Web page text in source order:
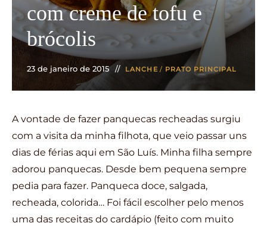
com creme de tofu e
brócolis
23 de janeiro de 2015 LANCHE / PRATO PRINCIPAL
A vontade de fazer panquecas recheadas surgiu
com a visita da minha filhota, que veio passar uns
dias de férias aqui em São Luís. Minha filha sempre
adorou panquecas. Desde bem pequena sempre
pedia para fazer. Panqueca doce, salgada,
recheada, colorida… Foi fácil escolher pelo menos
uma das receitas do cardápio (feito com muito